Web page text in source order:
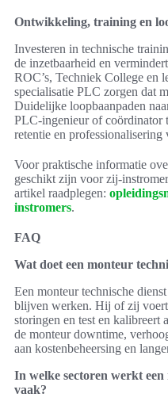
Ontwikkeling, training en
Investeren in technische
de inzetbaarheid en
ROC’s, Techniek College en
specialisatie PLC zorgen dat
Duidelijke loopbaanpaden
PLC-ingenieur of coördinator
retentie en professionalisering
Voor praktische informatie
geschikt zijn voor zij-
artikel raadplegen:
instromers.
FAQ
Wat doet een monteur
Een monteur technische
blijven werken. Hij of zij
storingen en test en kalibreert
de monteur downtime,
aan kostenbeheersing en
In welke sectoren werkt
vaak?